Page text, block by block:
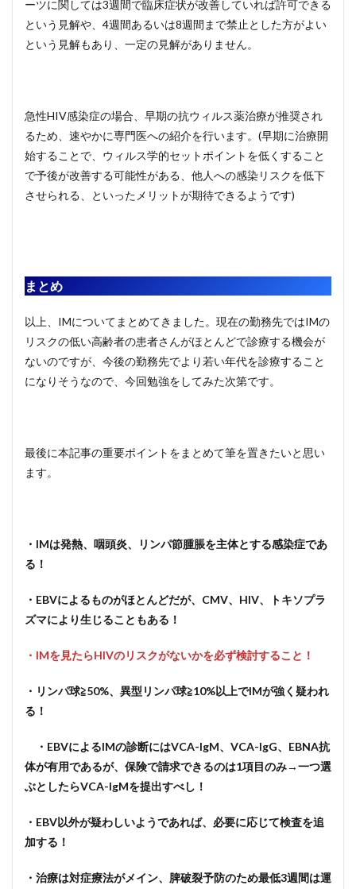
ーツに関しては3週間で臨床症状が改善していれば許可できる
という見解や、4週間あるいは8週間まで禁止とした方がよい
という見解もあり、一定の見解がありません。
急性HIV感染症の場合、早期の抗ウィルス薬治療が推奨され
るため、速やかに専門医への紹介を行います。(早期に治療開
始することで、ウィルス学的セットポイントを低くすること
で予後が改善する可能性がある、他人への感染リスクを低下
させられる、といったメリットが期待できるようです)
まとめ
以上、IMについてまとめてきました。現在の勤務先ではIMの
リスクの低い高齢者の患者さんがほとんどで診療する機会が
ないのですが、今後の勤務先でより若い年代を診療すること
になりそうなので、今回勉強をしてみた次第です。
最後に本記事の重要ポイントをまとめて筆を置きたいと思い
ます。
・IMは発熱、咽頭炎、リンパ節腫脹を主体とする感染症であ
る！
・EBVによるものがほとんどだが、CMV、HIV、トキソプラ
ズマにより生じることもある！
・IMを見たらHIVのリスクがないかを必ず検討すること！
・リンパ球≧50%、異型リンパ球≧10%以上でIMが強く疑われ
る！
・EBVによるIMの診断にはVCA-IgM、VCA-IgG、EBNA抗
体が有用であるが、保険で請求できるのは1項目のみ→一つ選
ぶとしたらVCA-IgMを提出すべし！
・EBV以外が疑わしいようであれば、必要に応じて検査を追
加する！
・治療は対症療法がメイン、脾破裂予防のため最低3週間は運